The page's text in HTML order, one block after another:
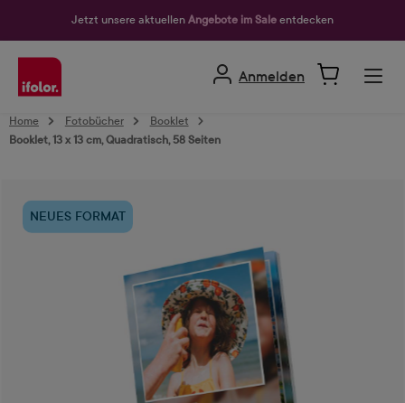
Jetzt unsere aktuellen Angebote im Sale entdecken
Anmelden
Home Fotobücher
Booklet
Booklet, 13 x 13 cm, Quadratisch, 58 Seiten
NEUES FORMAT